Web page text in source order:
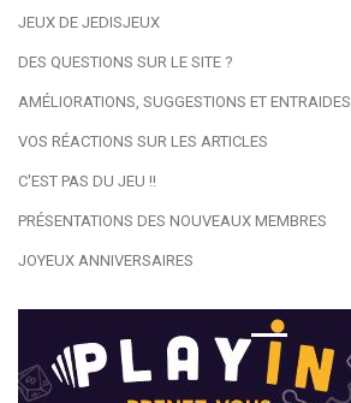
JEUX DE JEDISJEUX
DES QUESTIONS SUR LE SITE ?
AMÉLIORATIONS, SUGGESTIONS ET ENTRAIDES
VOS RÉACTIONS SUR LES ARTICLES
C'EST PAS DU JEU !!
PRÉSENTATIONS DES NOUVEAUX MEMBRES
JOYEUX ANNIVERSAIRES